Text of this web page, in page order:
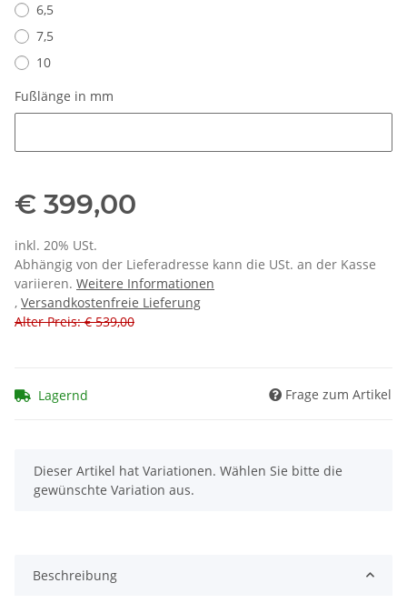
6,5
7,5
10
Fußlänge in mm
€ 399,00
inkl. 20% USt.
Abhängig von der Lieferadresse kann die USt. an der Kasse
variieren. Weitere Informationen
, Versandkostenfreie Lieferung
Alter Preis: € 539,00
Lagernd Frage zum Artikel
x
Dieser Artikel hat Variationen. Wählen Sie bitte die
gewünschte Variation aus.
Beschreibung